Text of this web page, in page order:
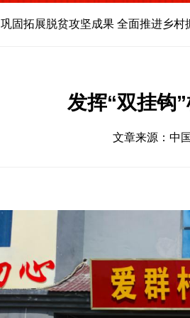
巩固拓展脱贫攻坚成果 全面推进乡村
发挥“双挂钩
文章来源：中